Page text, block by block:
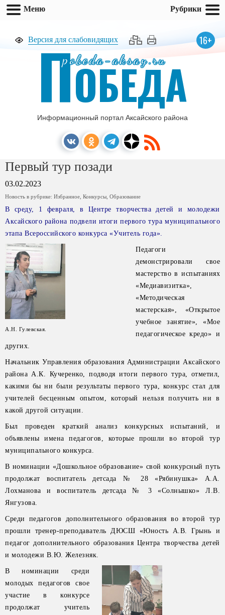
Версия для слабовидящих 16+
pobeda-aksay.ru
ПОБЕДА
Информационный портал Аксайского района
Первый тур позади
03.02.2023
Новость в рубрике: Избранное Конкурсы Образование
В среду, 1 февраля, в Центре творчества детей и молодежи
Аксайского района подвели итоги первого тура муниципального
этапа Всероссийского конкурса «Учитель года».
А.Н. Гулевская.
Педагоги
демонстрировали свое
мастерство в испытаниях
«Медиавизитка»,
«Методическая
мастерская», «Открытое
учебное занятие», «Мое
педагогическое кредо» и
других.
Начальник Управления образования Администрации Аксайского
района А.К. Кучеренко, подводя итоги первого тура, отметил,
какими бы ни были результаты первого тура, конкурс стал для
учителей бесценным опытом, который нельзя получить ни в
какой другой ситуации.
Был проведен краткий анализ конкурсных испытаний, и
объявлены имена педагогов, которые прошли во второй тур
муниципального конкурса.
В номинации «Дошкольное образование» свой конкурсный путь
продолжат воспитатель детсада № 28 «Рябинушка» А.А.
Лохманова и воспитатель детсада № 3 «Солнышко» Л.В.
Янгузова.
Среди педагогов дополнительного образования во второй тур
прошли тренер-преподаватель ДЮСШ «Юность А.В. Грынь и
педагог дополнительного образования Центра творчества детей
и молодежи В.Ю. Железняк.
В номинации среди
молодых педагогов свое
участие в конкурсе
продолжат учитель
Меню Рубрики